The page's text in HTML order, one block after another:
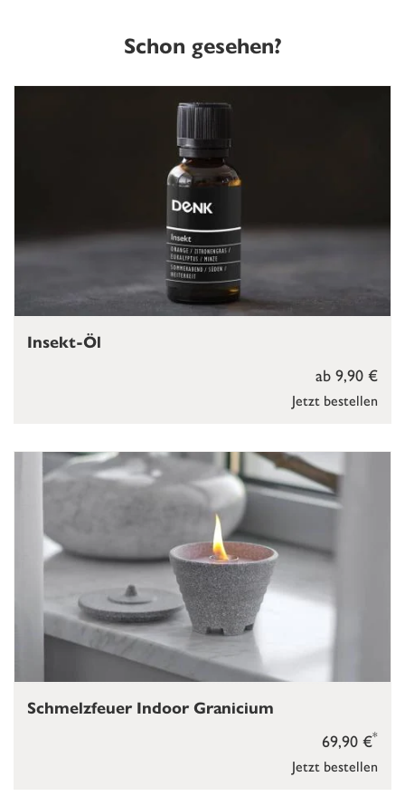
Schon gesehen?
Jetzt bestellen
ab 9,90 €
Insekt-Öl
Jetzt bestellen
69,90 €*
Schmelzfeuer Indoor Granicium